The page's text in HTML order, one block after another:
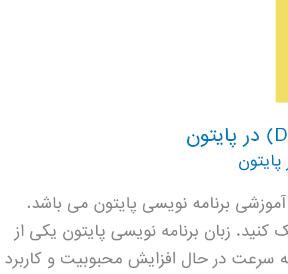
برنامه نویسی پایتون می باشد.
زبان برنامه نویسی پایتون یکی از
سرعت در حال افزایش محبوبیت و کاربرد